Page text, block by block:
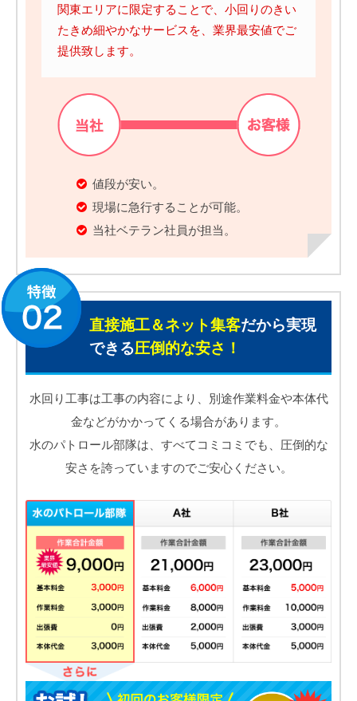
関東エリアに限定することで、小回りのきい
たきめ細やかなサービスを、業界最安値でご
提供致します。
値段が安い。
現場に急行することが可能。
当社ベテラン社員が担当。
直接施工＆ネット集客だから実現
できる圧倒的な安さ！
水回り工事は工事の内容により、別途作業料金や本体代
金などがかかってくる場合があります。
水のパトロール部隊は、すべてコミコミでも、圧倒的な
安さを誇っていますのでご安心ください。